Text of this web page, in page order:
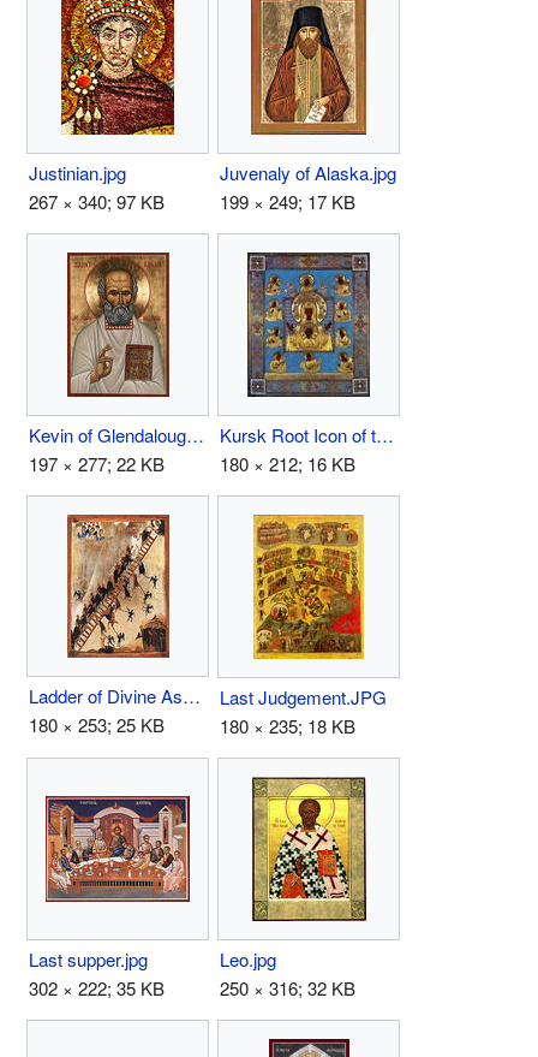
Justinian.jpg
267 × 340; 97 KB
Juvenaly of Alaska.jpg
199 × 249; 17 KB
Kevin of Glendalough.jpg
197 × 277; 22 KB
Kursk Root Icon of the Theotokos.jpg
180 × 212; 16 KB
Ladder of Divine Ascent.jpg
180 × 253; 25 KB
Last Judgement.JPG
180 × 235; 18 KB
Last supper.jpg
302 × 222; 35 KB
Leo.jpg
250 × 316; 32 KB